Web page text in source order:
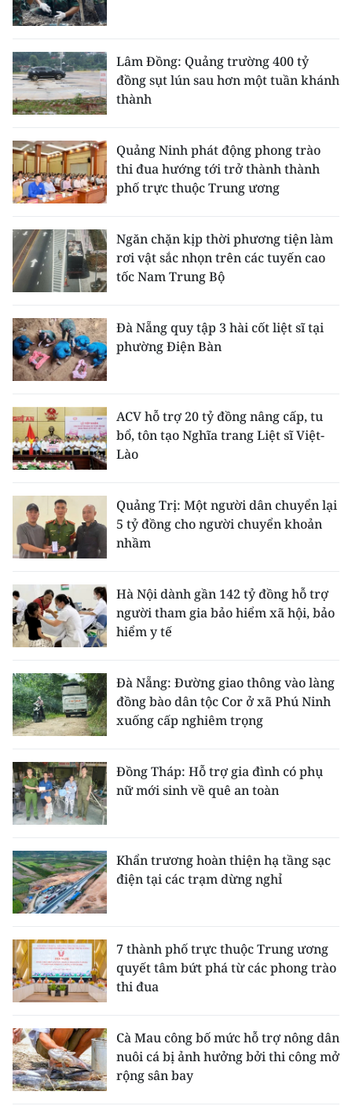
Lâm Đồng: Quảng trường 400 tỷ
đồng sụt lún sau hơn một tuần khánh
thành
Quảng Ninh phát động phong trào
thi đua hướng tới trở thành thành
phố trực thuộc Trung ương
Ngăn chặn kịp thời phương tiện làm
rơi vật sắc nhọn trên các tuyến cao
tốc Nam Trung Bộ
Đà Nẵng quy tập 3 hài cốt liệt sĩ tại
phường Điện Bàn
ACV hỗ trợ 20 tỷ đồng nâng cấp, tu
bổ, tôn tạo Nghĩa trang Liệt sĩ Việt-
Lào
Quảng Trị: Một người dân chuyển lại
5 tỷ đồng cho người chuyển khoản
nhầm
Hà Nội dành gần 142 tỷ đồng hỗ trợ
người tham gia bảo hiểm xã hội, bảo
hiểm y tế
Đà Nẵng: Đường giao thông vào làng
đồng bào dân tộc Cor ở xã Phú Ninh
xuống cấp nghiêm trọng
Đồng Tháp: Hỗ trợ gia đình có phụ
nữ mới sinh về quê an toàn
Khẩn trương hoàn thiện hạ tầng sạc
điện tại các trạm dừng nghỉ
7 thành phố trực thuộc Trung ương
quyết tâm bứt phá từ các phong trào
thi đua
Cà Mau công bố mức hỗ trợ nông dân
nuôi cá bị ảnh hưởng bởi thi công mở
rộng sân bay